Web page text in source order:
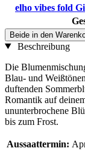
elho vibes fold
Beide in den
Beschreibung
Die
Blau- und
duftenden
Romantik auf
ununterbrochene
bis zum Frost.
Aussaattermin: